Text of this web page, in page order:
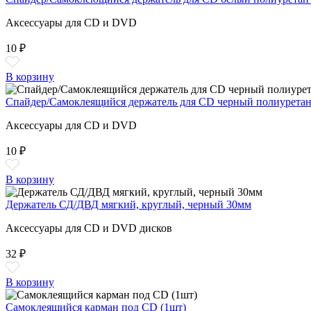
Аксессуары для CD и DVD
10 ₽
В корзину
Спайдер/Самоклеящийся держатель для CD черный
Аксессуары для CD и DVD
10 ₽
В корзину
Держатель СД/ДВД мягкий, круглый, черный 30мм
Аксессуары для CD и DVD дисков
32 ₽
В корзину
Самоклеящийся карман под CD (1шт)